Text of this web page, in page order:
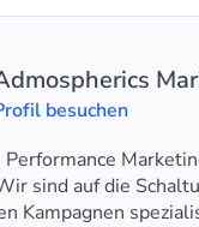
besuchen
sind auf die
Kampagnen